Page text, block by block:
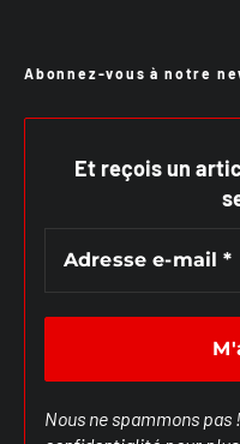
Abonnez-vous à notre
Et reçois un
Nous ne spammons pas